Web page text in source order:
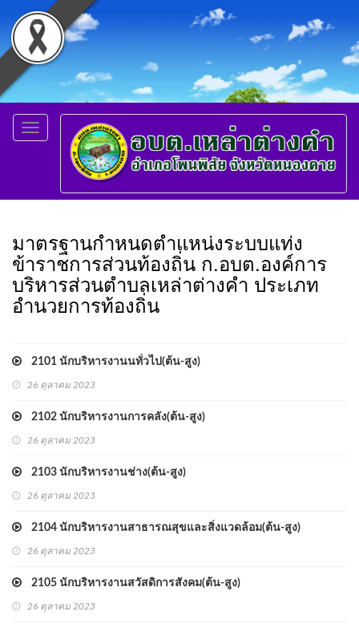
Toggle
navigation
มาตรฐานกำหนดตำแหน่งระบบแท่ง
ข้าราชการส่วนท้องถิ่น ก.อบต.องค์การ
บริหารส่วนตำบลเหล่าต่างคำ ประเภท
อำนวยการท้องถิ่น
2101 นักบริหารงานนทั่วไป(ต้น-สูง)
26 ตุลาคม 2023
2102 นักบริหารงานการคลัง(ต้น-สูง)
26 ตุลาคม 2023
2103 นักบริหารงานช่าง(ต้น-สูง)
26 ตุลาคม 2023
2104 นักบริหารงานสาธารณสุขและสิ่งแวดล้อม(ต้น-สูง)
26 ตุลาคม 2023
2105 นักบริหารงานสวัสดิการสังคม(ต้น-สูง)
26 ตุลาคม 2023